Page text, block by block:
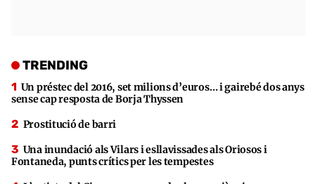
TRENDING
Un préstec del 2016, set milions d’euros… i gairebé dos anys
sense cap resposta de Borja Thyssen
Prostitució de barri
Una inundació als Vilars i esllavissades als Oriosos i
Fontaneda, punts crítics per les tempestes